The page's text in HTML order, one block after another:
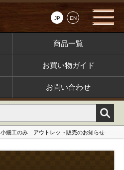
JP EN
商品一覧
お買い物ガイド
お問い合わせ
小細工のみ アウトレット販売のお知らせ